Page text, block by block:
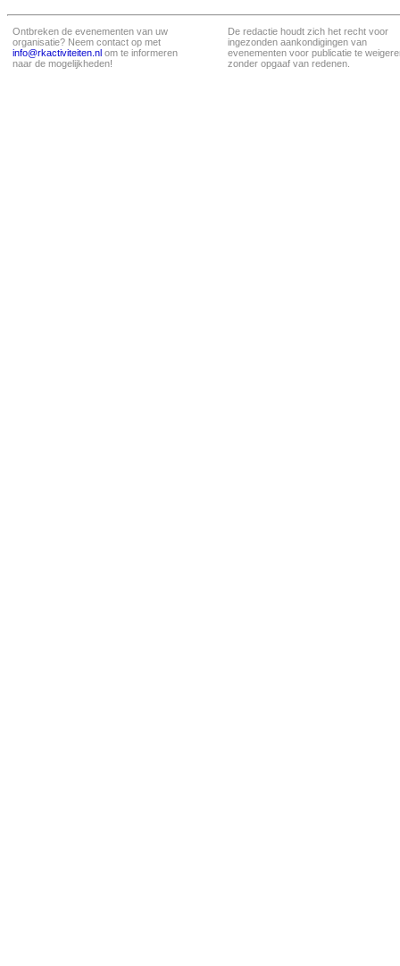
Ontbreken de evenementen van uw
organisatie? Neem contact op met
info@rkactiviteiten.nl om te informeren
naar de mogelijkheden!
De redactie houdt zich het recht voor
ingezonden aankondigingen van
evenementen voor publicatie te
zonder opgaaf van redenen.